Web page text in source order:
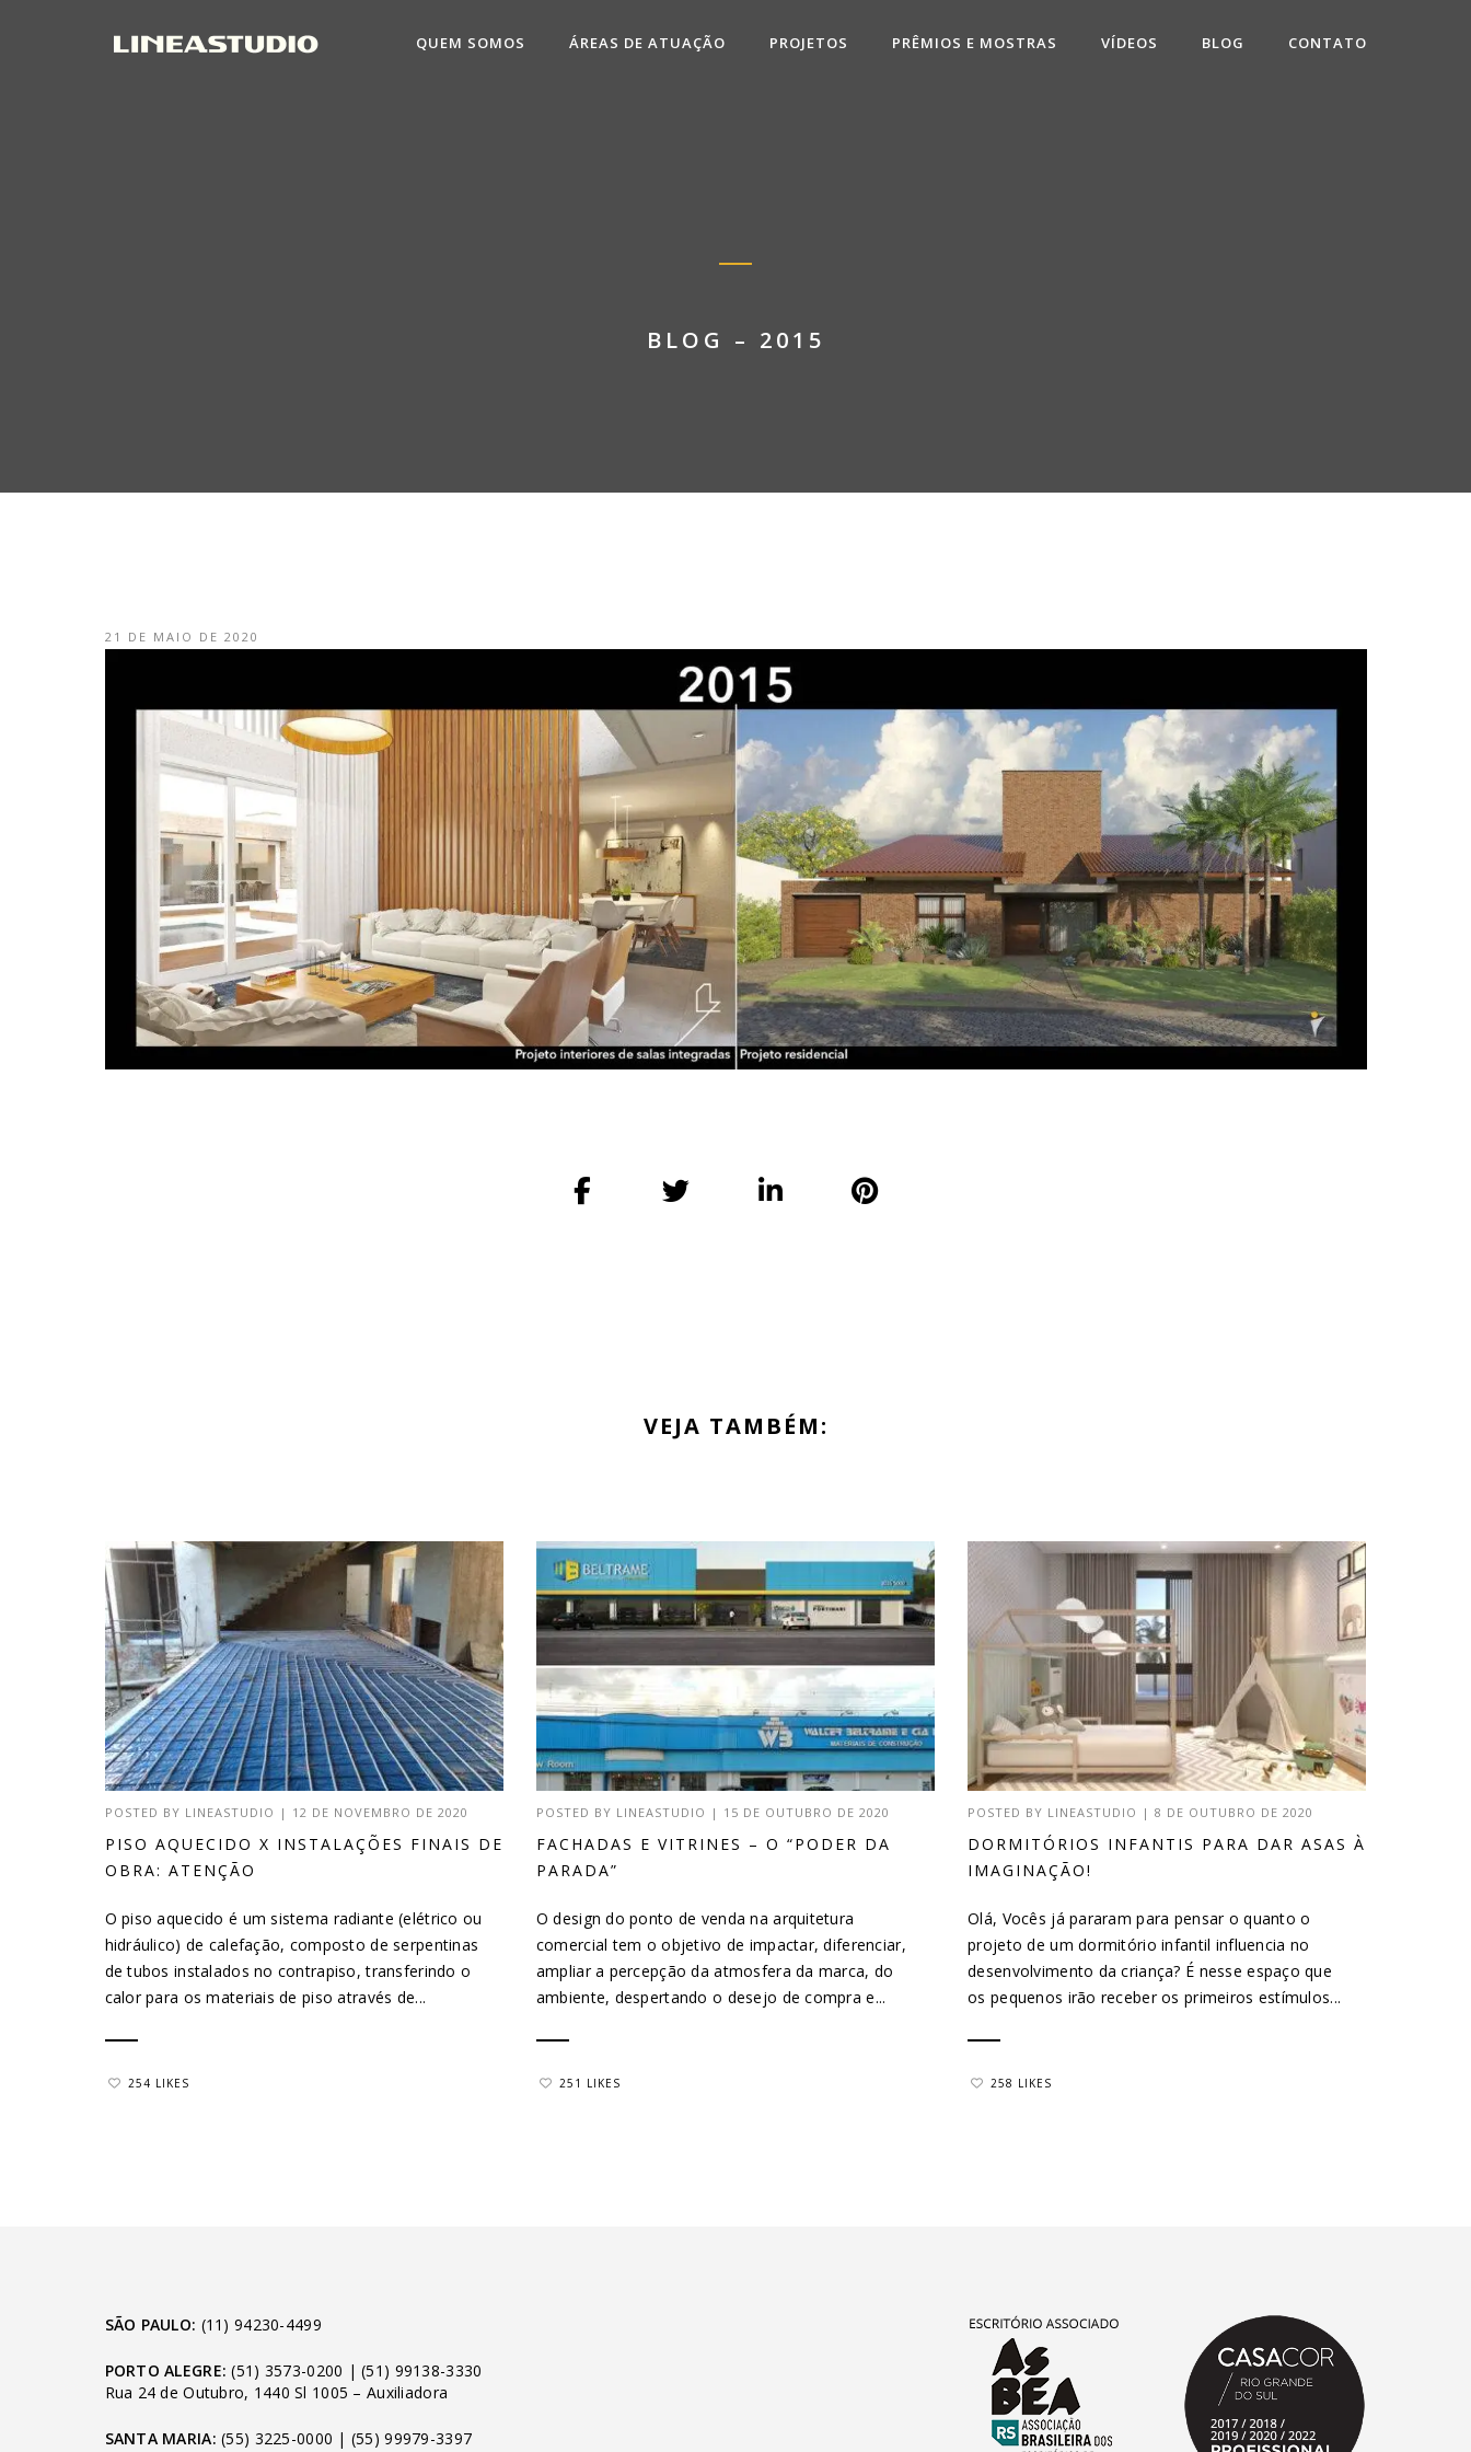
QUEM SOMOS ÁREAS DE ATUAÇÃO PROJETOS PRÊMIOS E MOSTRAS VÍDEOS BLOG CONTATO
BLOG – 2015
21 DE MAIO DE 2020
VEJA TAMBÉM:
POSTED BY LINEASTUDIO | 12 DE NOVEMBRO DE 2020
PISO AQUECIDO X INSTALAÇÕES FINAIS DE
OBRA: ATENÇÃO
O piso aquecido é um sistema radiante (elétrico ou
hidráulico) de calefação, composto de serpentinas
de tubos instalados no contrapiso, transferindo o
calor para os materiais de piso através de...
254 LIKES
POSTED BY LINEASTUDIO | 15 DE OUTUBRO DE 2020
FACHADAS E VITRINES – O “PODER DA
PARADA”
O design do ponto de venda na arquitetura
comercial tem o objetivo de impactar, diferenciar,
ampliar a percepção da atmosfera da marca, do
ambiente, despertando o desejo de compra e...
251 LIKES
POSTED BY LINEASTUDIO |8 DE OUTUBRO DE 2020
DORMITÓRIOS INFANTIS PARA DAR ASAS À
IMAGINAÇÃO!
Olá, Vocês já pararam para pensar o quanto o
projeto de um dormitório infantil influencia no
desenvolvimento da criança? É nesse espaço que
os pequenos irão receber os primeiros estímulos...
258 LIKES
SÃO PAULO: (11) 94230-4499
PORTO ALEGRE: (51) 3573-0200 |(51) 99138-3330
Rua 24 de Outubro, 1440 Sl 1005 – Auxiliadora
SANTA MARIA: (55) 3225-0000 | (55) 99979-3397